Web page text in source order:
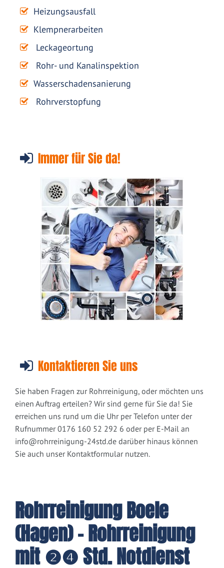
Heizungsausfall
Klempnerarbeiten
Leckageortung
Rohr- und Kanalinspektion
Wasserschadensanierung
Rohrverstopfung
Immer für Sie da!
Kontaktieren Sie uns
Sie haben Fragen zur Rohrreinigung, oder möchten uns
einen Auftrag erteilen? Wir sind gerne für Sie da! Sie
erreichen uns rund um die Uhr per Telefon unter der
Rufnummer 0176 160 52 292 6 oder per E-Mail an
info@rohrreinigung-24std.de darüber hinaus können
Sie auch unser Kontaktformular nutzen.
Rohrreinigung Boele
(Hagen) - Rohrreinigung
mit ❷❹ Std. Notdienst